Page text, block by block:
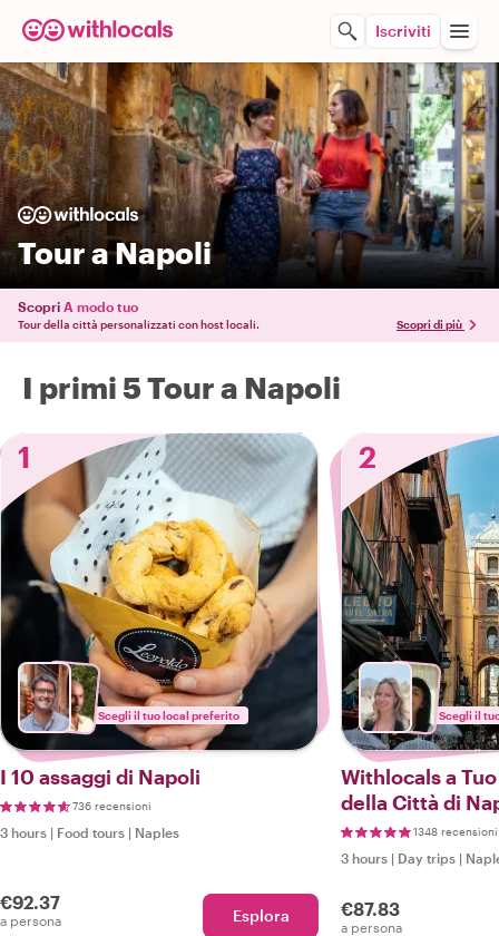
Iscriviti
Tour a Napoli
Scopri A modo tuo
Tour della città personalizzati con host locali. Scopri di più
I primi 5 Tour a Napoli
1
Scegli il tuo local preferito
I 10 assaggi di Napoli
736 recensioni
3 hours | Food tours | Naples
€92.37
a persona Esplora
2
Scegli il
Withlocals a
della Città di
1348 recensioni
3 hours | Day trips |
€87.83
a persona